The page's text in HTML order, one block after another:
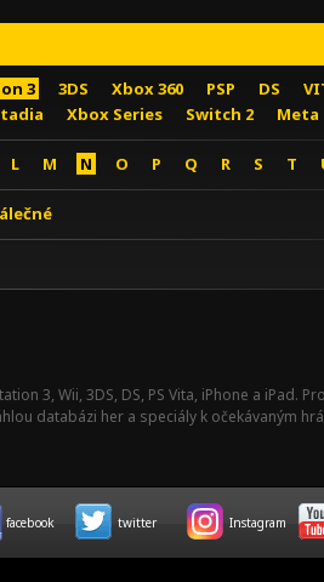
3 3DS Xbox 360 PSP DS
Xbox Series Switch 2 Meta
L M N O P Q R S T
3, Wii, 3DS, DS, PS Vita, iPhone a iPad.
databázi her a speciály k očekávaným
facebook twitter Instagram